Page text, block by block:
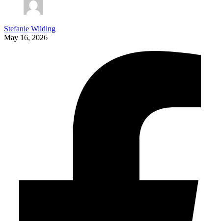
Stefanie Wilding
May 16, 2026